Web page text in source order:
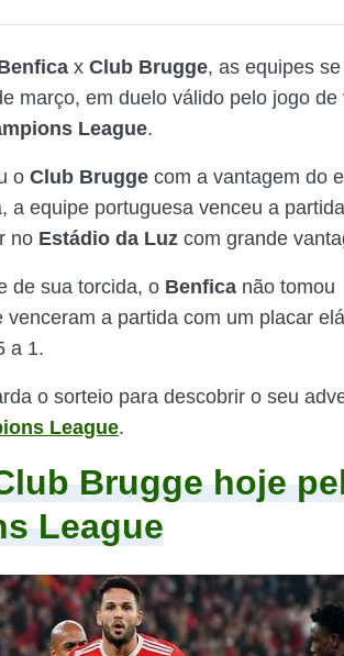
x Club Brugge, as equipes
março, em duelo válido pelo jogo de
League.
o Club Brugge com a vantagem do
a equipe portuguesa venceu a
no Estádio da Luz com grande
de sua torcida, o Benfica não tomou
a partida com um placar
a 1.
o sorteio para descobrir o seu
League.
Brugge hoje
League